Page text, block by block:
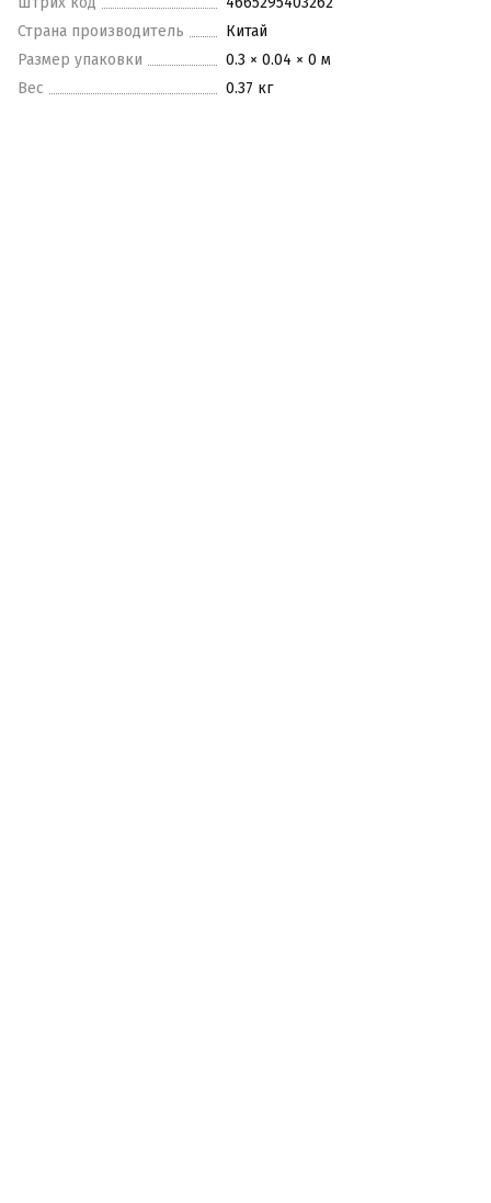
Страна производитель
Китай
Размер упаковки
0.3 × 0.04 × 0 м
Вес
0.37 кг